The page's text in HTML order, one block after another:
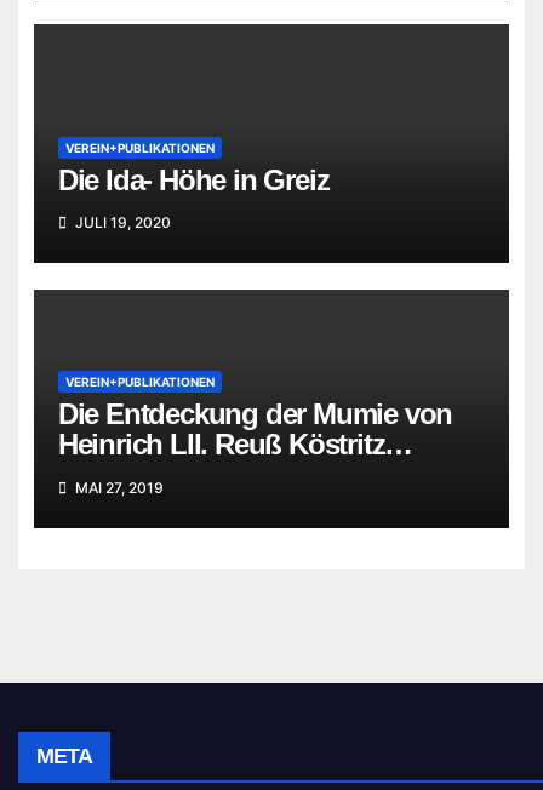
VEREIN+PUBLIKATIONEN
Die Ida- Höhe in Greiz
JULI 19, 2020
VEREIN+PUBLIKATIONEN
Die Entdeckung der Mumie von
Heinrich LII. Reuß Köstritz
jüngerer Linie
MAI 27, 2019
META